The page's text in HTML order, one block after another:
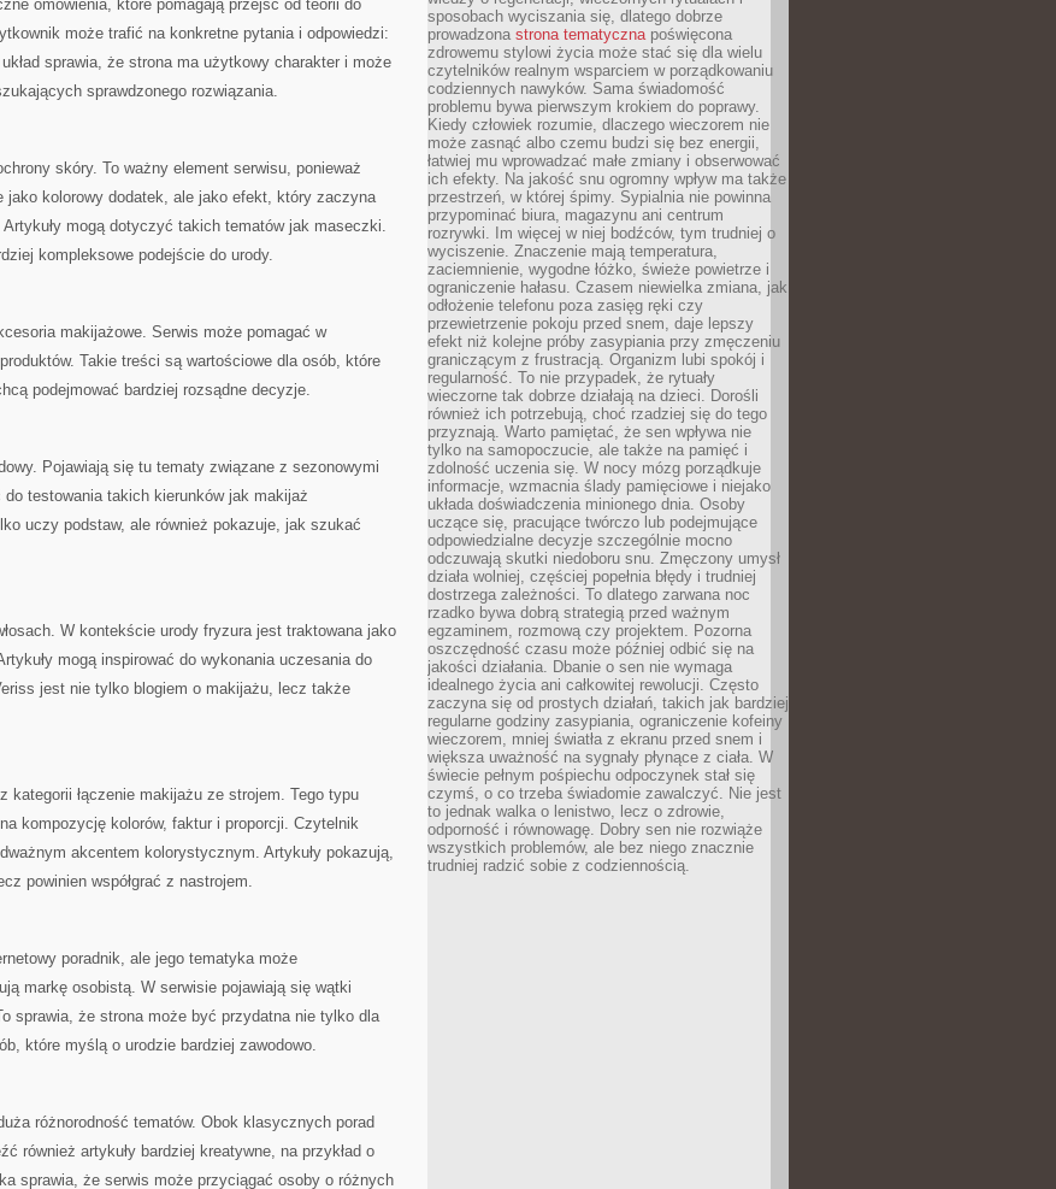
omówienia, które pomagają przejść od teorii do
może trafić na konkretne pytania i odpowiedzi:
sprawia, że strona ma użytkowy charakter i może
sprawdzonego rozwiązania.
skóry. To ważny element serwisu, ponieważ
jako kolorowy dodatek, ale jako efekt, który zaczyna
mogą dotyczyć takich tematów jak maseczki.
kompleksowe podejście do urody.
makijażowe. Serwis może pomagać w
Takie treści są wartościowe dla osób, które
podejmować bardziej rozsądne decyzje.
Pojawiają się tu tematy związane z sezonowymi
testowania takich kierunków jak makijaż
uczy podstaw, ale również pokazuje, jak szukać
W kontekście urody fryzura jest traktowana jako
mogą inspirować do wykonania uczesania do
jest nie tylko blogiem o makijażu, lecz także
kategorii łączenie makijażu ze strojem. Tego typu
kompozycję kolorów, faktur i proporcji. Czytelnik
akcentem kolorystycznym. Artykuły pokazują,
powinien współgrać z nastrojem.
poradnik, ale jego tematyka może
markę osobistą. W serwisie pojawiają się wątki
sprawia, że strona może być przydatna nie tylko dla
które myślą o urodzie bardziej zawodowo.
różnorodność tematów. Obok klasycznych porad
również artykuły bardziej kreatywne, na przykład o
sprawia, że serwis może przyciągać osoby o różnych
sposobach wyciszania się, dlatego dobrze
prowadzona strona tematycznapoświęcona
zdrowemu stylowi życia może stać się dla wielu
czytelników realnym wsparciem w porządkowaniu
codziennych nawyków. Sama świadomość
problemu bywa pierwszym krokiem do poprawy.
Kiedy człowiek rozumie, dlaczego wieczorem nie
może zasnąć albo czemu budzi się bez energii,
łatwiej mu wprowadzać małe zmiany i obserwować
ich efekty. Na jakość snu ogromny wpływ ma także
przestrzeń, w której śpimy. Sypialnia nie powinna
przypominać biura, magazynu ani centrum
rozrywki. Im więcej w niej bodźców, tym trudniej o
wyciszenie. Znaczenie mają temperatura,
zaciemnienie, wygodne łóżko, świeże powietrze i
ograniczenie hałasu. Czasem niewielka zmiana, jak
odłożenie telefonu poza zasięg ręki czy
przewietrzenie pokoju przed snem, daje lepszy
efekt niż kolejne próby zasypiania przy zmęczeniu
graniczącym z frustracją. Organizm lubi spokój i
regularność. To nie przypadek, że rytuały
wieczorne tak dobrze działają na dzieci. Dorośli
również ich potrzebują, choć rzadziej się do tego
przyznają. Warto pamiętać, że sen wpływa nie
tylko na samopoczucie, ale także na pamięć i
zdolność uczenia się. W nocy mózg porządkuje
informacje, wzmacnia ślady pamięciowe i niejako
układa doświadczenia minionego dnia. Osoby
uczące się, pracujące twórczo lub podejmujące
odpowiedzialne decyzje szczególnie mocno
odczuwają skutki niedoboru snu. Zmęczony umysł
działa wolniej, częściej popełnia błędy i trudniej
dostrzega zależności. To dlatego zarwana noc
rzadko bywa dobrą strategią przed ważnym
egzaminem, rozmową czy projektem. Pozorna
oszczędność czasu może później odbić się na
jakości działania. Dbanie o sen nie wymaga
idealnego życia ani całkowitej rewolucji. Często
zaczyna się od prostych działań, takich jak bardziej
regularne godziny zasypiania, ograniczenie kofeiny
wieczorem, mniej światła z ekranu przed snem i
większa uważność na sygnały płynące z ciała. W
świecie pełnym pośpiechu odpoczynek stał się
czymś, o co trzeba świadomie zawalczyć. Nie jest
to jednak walka o lenistwo, lecz o zdrowie,
odporność i równowagę. Dobry sen nie rozwiąże
wszystkich problemów, ale bez niego znacznie
trudniej radzić sobie z codziennością.